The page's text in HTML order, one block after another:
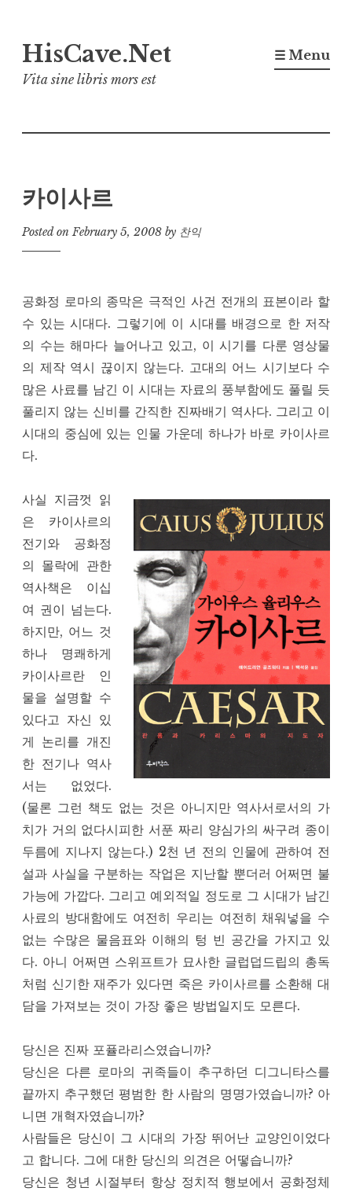
to
content
HisCave.Net
Vita sine libris mors est
☰ Menu
카이사르
Posted onFebruary 5, 2008 by 찬익
공화정 로마의 종막은 극적인 사건 전개의 표본이라 할
수 있는 시대다. 그렇기에 이 시대를 배경으로 한 저작
의 수는 해마다 늘어나고 있고, 이 시기를 다룬 영상물
의 제작 역시 끊이지 않는다. 고대의 어느 시기보다 수
많은 사료를 남긴 이 시대는 자료의 풍부함에도 풀릴 듯
풀리지 않는 신비를 간직한 진짜배기 역사다. 그리고 이
시대의 중심에 있는 인물 가운데 하나가 바로 카이사르
다.
사실 지금껏 읽
은 카이사르의
전기와 공화정
의 몰락에 관한
역사책은 이십
여 권이 넘는다.
하지만, 어느 것
하나 명쾌하게
카이사르란 인
물을 설명할 수
있다고 자신 있
게 논리를 개진
한 전기나 역사
서는 없었다.
(물론 그런 책도 없는 것은 아니지만 역사서로서의 가
치가 거의 없다시피한 서푼 짜리 양심가의 싸구려 종이
두름에 지나지 않는다.) 2천 년 전의 인물에 관하여 전
설과 사실을 구분하는 작업은 지난할 뿐더러 어쩌면 불
가능에 가깝다. 그리고 예외적일 정도로 그 시대가 남긴
사료의 방대함에도 여전히 우리는 여전히 채워넣을 수
없는 수많은 물음표와 이해의 텅 빈 공간을 가지고 있
다. 아니 어쩌면 스위프트가 묘사한 글럽덥드립의 총독
처럼 신기한 재주가 있다면 죽은 카이사르를 소환해 대
담을 가져보는 것이 가장 좋은 방법일지도 모른다.
당신은 진짜 포퓰라리스였습니까?
당신은 다른 로마의 귀족들이 추구하던 디그니타스를
끝까지 추구했던 평범한 한 사람의 명명가였습니까? 아
니면 개혁자였습니까?
사람들은 당신이 그 시대의 가장 뛰어난 교양인이었다
고 합니다. 그에 대한 당신의 의견은 어떻습니까?
당신은 청년 시절부터 항상 정치적 행보에서 공화정체